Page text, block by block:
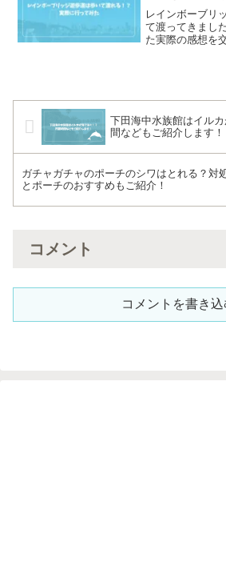
レインボーブリ
て渡ってきまし
た実際の感想を
下田海中水族館はイル
間などもご紹介します！
ガチャガチャのポーチのシワはとれる？対
とポーチのおすすめもご紹介！
コメント
コメントを書き込